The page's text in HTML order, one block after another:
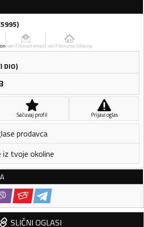
)
verifikovan email verifikovana lokacija
DIO)
Sačuvaj profil Prijavi oglas
prodavca
iz tvoje okoline
SLIČNI OGLASI